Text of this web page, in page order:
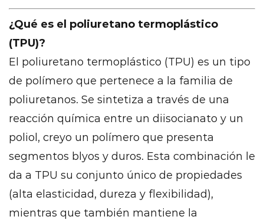
6
Resistencia
química
7
a
la
hidrólisis
8
Flexibilidad
9
Resistencia
¿Qué es el poliuretano termoplástico
(TPU)?
El poliuretano termoplástico (TPU) es un tipo
de polímero que pertenece a la familia de
poliuretanos. Se sintetiza a través de una
reacción química entre un diisocianato y un
poliol, creyo un polímero que presenta
segmentos blyos y duros. Esta combinación le
da a TPU su conjunto único de propiedades
(alta elasticidad, dureza y flexibilidad),
mientras que también mantiene la